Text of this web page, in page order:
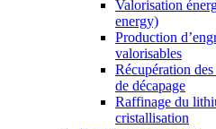
Valorisation
energy)
Production
valorisables
Récupération
de décapage
Raffinage du
cristallisation